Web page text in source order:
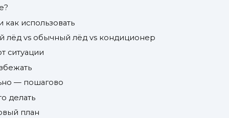
использовать
лёд vs обычный лёд vs кондиционер
ситуации
— пошагово
делать
план